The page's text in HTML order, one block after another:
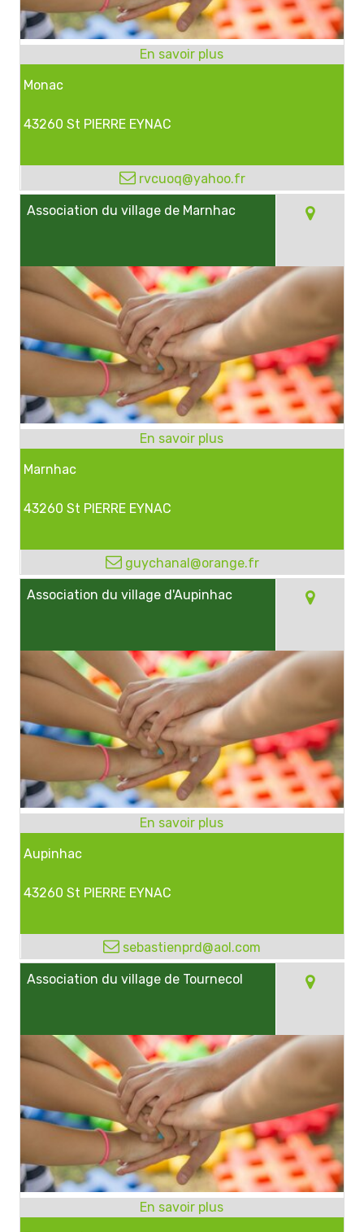
Monac
43260 St PIERRE EYNAC
rvcuoq@yahoo.fr
Association du village de Marnhac
Marnhac
43260 St PIERRE EYNAC
guychanal@orange.fr
Association du village d'Aupinhac
Aupinhac
43260 St PIERRE EYNAC
sebastienprd@aol.com
Association du village de Tournecol